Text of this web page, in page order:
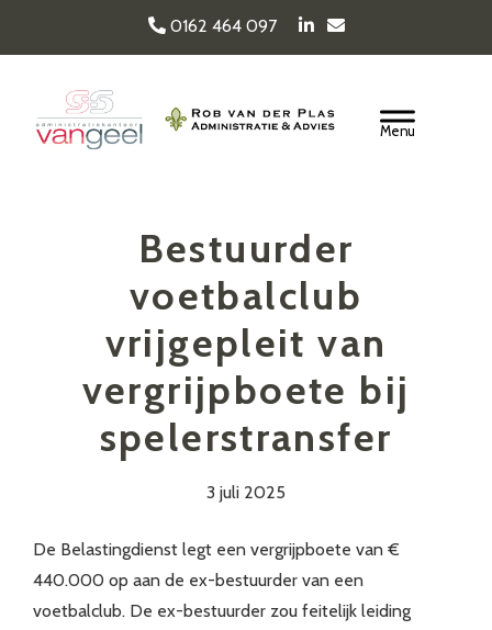
hoofd
inhoud
0162 464 097
Van Geel & van der
Header
Bestuurder
voetbalclub
vrijgepleit van
vergrijpboete bij
spelerstransfer
3 juli 2025
De Belastingdienst legt een vergrijpboete van €
440.000 op aan de ex-bestuurder van een
voetbalclub. De ex-bestuurder zou feitelijk leiding